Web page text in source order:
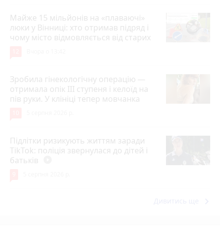
Майже 15 мільйонів на «плаваючі»
люки у Вінниці: хто отримав підряд і
чому місто відмовляється від старих
Зробила гінекологічну операцію —
отримала опік ІІІ ступеня і келоїд на
пів руки. У клініці тепер мовчанка
Підлітки ризикують життям заради
TikTok: поліція звернулася до дітей і
батьків